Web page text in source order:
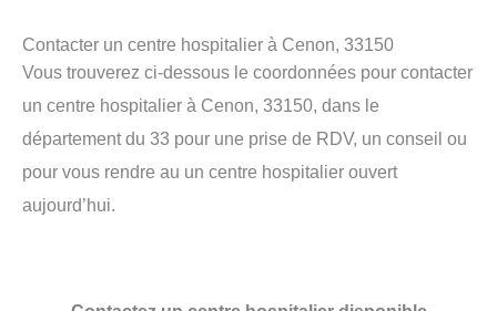
Contacter un centre hospitalier à Cenon, 33150
Vous trouverez ci-dessous le coordonnées pour contacter
un centre hospitalier à Cenon, 33150, dans le
département du 33 pour une prise de RDV, un conseil ou
pour vous rendre au un centre hospitalier ouvert
aujourd’hui.